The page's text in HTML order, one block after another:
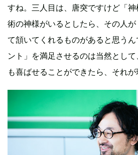
すね。三人目は、唐突ですけど「
術の神様がいるとしたら、その人
て頷いてくれるものがあると思う
ント」を満足させるのは当然として
も喜ばせることができたら、それが